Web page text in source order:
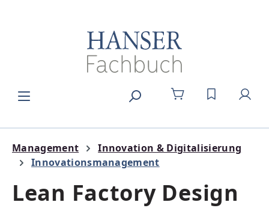
DU HAST 0
Management
Innovation & Digitalisierung
Innovationsmanagement
Lean Factory Design